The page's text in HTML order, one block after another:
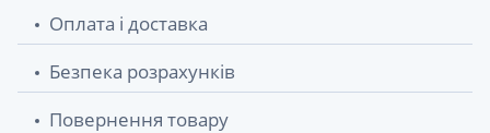
Оплата і доставка
Безпека розрахунків
Повернення товару